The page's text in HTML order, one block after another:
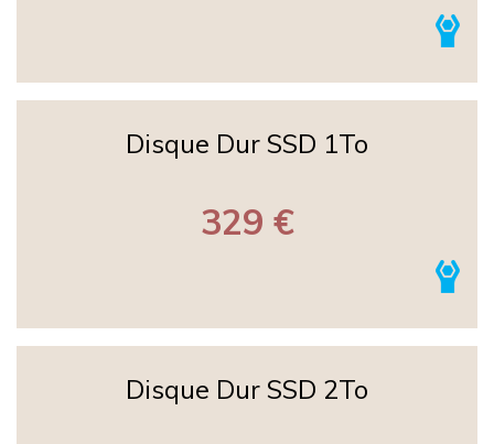
Disque Dur SSD 1To
329 €
Disque Dur SSD 2To